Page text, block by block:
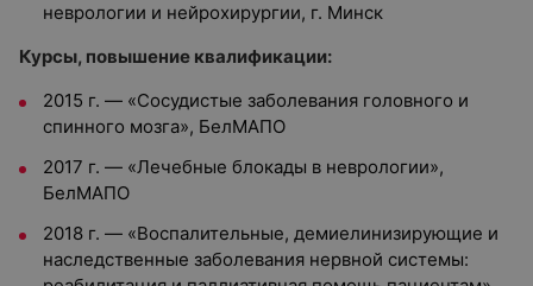
неврологии и нейрохирургии, г. Минск
Курсы, повышение квалификации:
2015 г. — «Сосудистые заболевания головного и
спинного мозга», БелМАПО
2017 г. — «Лечебные блокады в неврологии»,
БелМАПО
2018 г. — «Воспалительные, демиелинизирующие и
наследственные заболевания нервной системы: